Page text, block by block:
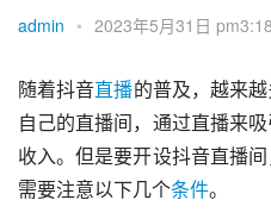
admin • 2023年5月31日 pm3:18
随着抖音直播的普及，越来
自己的直播间，通过直播来
收入。但是要开设抖音直播
需要注意以下几个条件。